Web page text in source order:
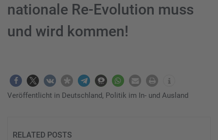
nationale Re-Evolution muss
und wird kommen!
Veröffentlicht in Deutschland, Politik im In- und Ausland
RELATED POSTS